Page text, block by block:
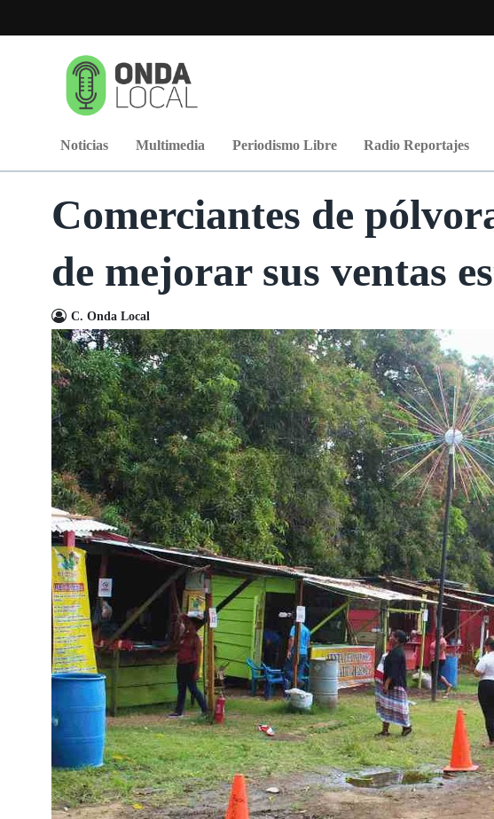
Noticias Multimedia Periodismo Libre Radio Reportajes
Comerciantes de
de mejorar sus ventas
C. Onda Local